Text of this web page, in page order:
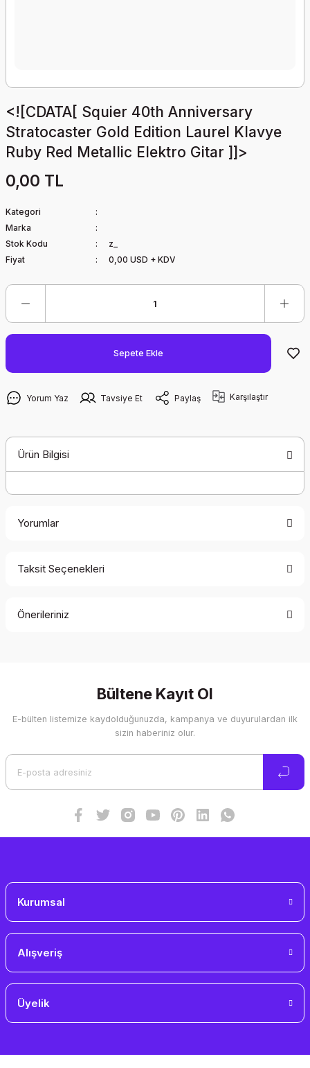
<![CDATA[ Squier 40th Anniversary
Stratocaster Gold Edition Laurel Klavye
Ruby Red Metallic Elektro Gitar ]]>
0,00 TL
Kategori
Marka
Stok Kodu
z_
Fiyat
0,00 USD + KDV
Sepete Ekle
Yorum Yaz Tavsiye Et Paylaş Karşılaştır
Ürün Bilgisi
Yorumlar
Taksit Seçenekleri
Önerileriniz
Görüş ve önerileriniz için teşekkür ederiz.
Ürün resmi kalitesiz, bozuk veya görüntülenemiyor.
Bültene Kayıt Ol
E-bülten listemize kaydolduğunuzda, kampanya ve duyurulardan ilk
sizin haberiniz olur.
Kurumsal
Alışveriş
Üyelik